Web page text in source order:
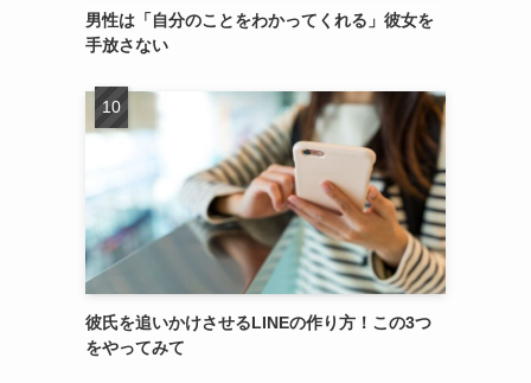
男性は「自分のことをわかってくれる」彼女を
手放さない
彼氏を追いかけさせるLINEの作り方！この3つ
をやってみて